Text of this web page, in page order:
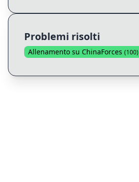
Problemi risolti
Allenamento su ChinaForces (100)